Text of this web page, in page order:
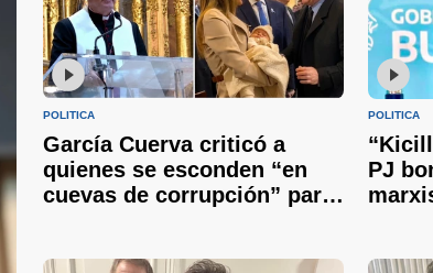
POLÍTICA
García Cuerva criticó a
quienes se esconden “en
cuevas de corrupción” para
POLÍTICA
PJ